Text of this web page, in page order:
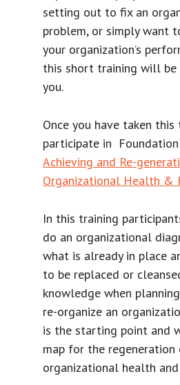
setting out to fix an
problem, or simply want
your organization’s
this short training will
you.
Once you have taken this
participate in
Achieving and Re-
Organizational Health &
In this training
do an organizational
what is already in place
to be replaced or
knowledge when
re-organize an
is the starting point and
map for the regeneration
organizational health